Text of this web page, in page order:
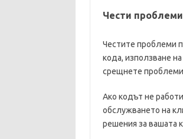
Чести
Честите проблеми
кода, използване
срещнете
Ако кодът не
обслужването на
решения за вашата